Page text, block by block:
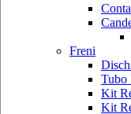
Freni
Tubo
Kit
Kit